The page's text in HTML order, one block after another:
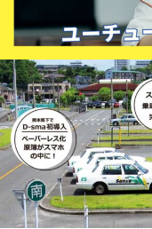
年間混雑の予想をご案
合がございますのでご
詳しくはお電話にて